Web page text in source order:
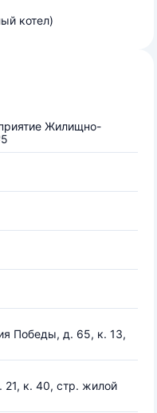
котел)
Жилищно-
Победы, д. 65, к. 13,
21, к. 40, стр. жилой